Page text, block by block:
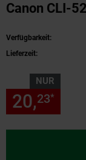
Canon CLI-
Verfügbarkeit:
Lieferzeit:
NUR
20,23*